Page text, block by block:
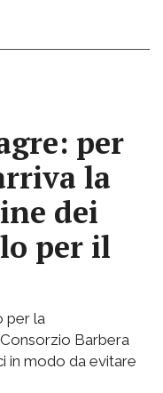
per
la
dei
per il
per la
Barbera
in modo da evitare